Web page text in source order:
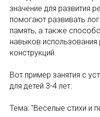
значение для развития
помогают развивать
память, а также
навыков
конструкций.
Вот пример занятия с
для детей 3-4 лет:
Тема: "Веселые стихи и